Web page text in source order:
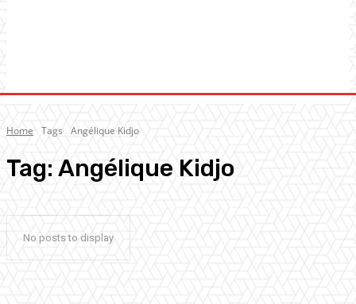
Home Tags Angélique Kidjo
Tag:Angélique Kidjo
No posts to display